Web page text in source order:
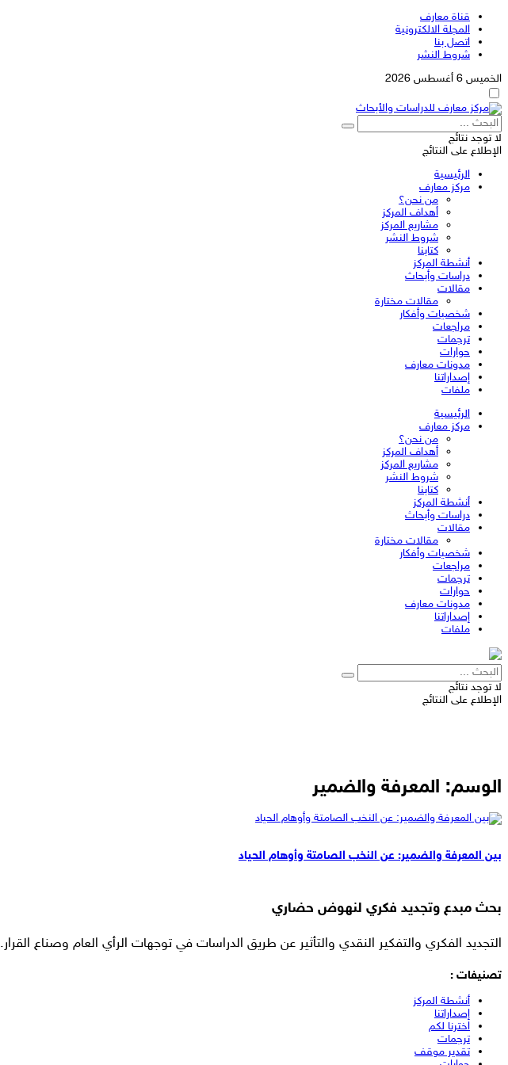
قناة معارف
المجلة الالكترونية
اتصل بنا
شروط النشر
الخميس 6 أغسطس 2026
لا توجد نتائج
الإطلاع على النتائج
الرئيسية
مركز معارف
من نحن؟
أهداف المركز
مشاريع المركز
شروط النشر
كتابنا
أنشطة المركز
دراسات وأبحاث
مقالات
مقالات مختارة
شخصيات وأفكار
مراجعات
ترجمات
حوارات
مدونات معارف
إصداراتنا
ملفات
الرئيسية
مركز معارف
من نحن؟
أهداف المركز
مشاريع المركز
شروط النشر
كتابنا
أنشطة المركز
دراسات وأبحاث
مقالات
مقالات مختارة
شخصيات وأفكار
مراجعات
ترجمات
حوارات
مدونات معارف
إصداراتنا
ملفات
لا توجد نتائج
الإطلاع على النتائج
الوسم: المعرفة والضمير
بين المعرفة والضمير: عن النخب الصامتة وأوهام الحياد
بحث مبدع وتجديد فكري لنهوض حضاري
التجديد الفكري والتفكير النقدي والتأثير عن طريق الدراسات في توجهات الرأي العام وصناع القرار.
تصنيفات :
أنشطة المركز
إصداراتنا
اخترنا لكم
ترجمات
تقدير موقف